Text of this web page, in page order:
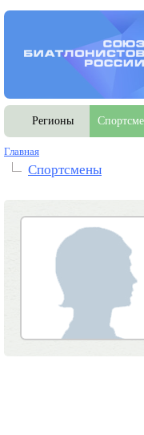
Регионы
Главная
Спортсмены